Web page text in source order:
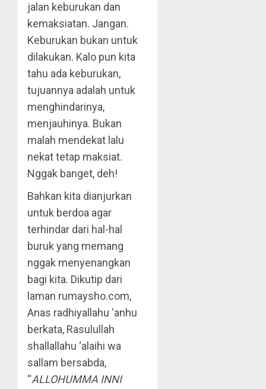
jalan keburukan dan
kemaksiatan. Jangan.
Keburukan bukan untuk
dilakukan. Kalo pun kita
tahu ada keburukan,
tujuannya adalah untuk
menghindarinya,
menjauhinya. Bukan
malah mendekat lalu
nekat tetap maksiat.
Nggak banget, deh!
Bahkan kita dianjurkan
untuk berdoa agar
terhindar dari hal-hal
buruk yang memang
nggak menyenangkan
bagi kita. Dikutip dari
laman rumaysho.com,
Anas radhiyallahu ‘anhu
berkata, Rasulullah
shallallahu ‘alaihi wa
sallam bersabda,
“ALLOHUMMA INNI